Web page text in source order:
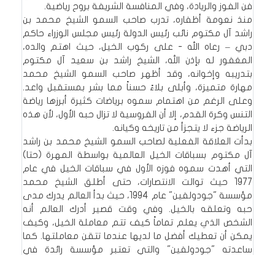
فن الفوز والريادة، وفي المنافسة الشريفة بروح رياضية.
منذ نعومة أظفاره، تدرب صاحب السمو الشيخ محمد بن
راشد آل مكتوم نائب رئيس الدولة رئيس مجلس الوزراء حاكم
دبي – رعاه الله - على ركوب الخيل، حيث اهتم والده،
المغفور له بإذن الله، الشيخ راشد بن سعيد آل مكتوم
بتدريبه وإخوانه، وقد أظهر صاحب السمو الشيخ محمد
مهارة متميزة، وأبلى بلاءً حسناً مما بشر بمستقبل واعد.
وعلى الرغم من اهتمام سموه برياضات كثيرة أبرزها رياضة
التنس وكرة القدم، إلا أن الفروسية لا تزال حبه الأول، لأن هذه
الرياضة جزء لا يتجزأ من تاريخه وكيانه.
بدأت العلاقة الفعلية لصاحب السمو الشيخ محمد بن راشد
آل مكتوم بسباقات الخيل العالمية بواسطة المهرة (حتا)
التي أهدت سموه فوزه الأول في سباقات الخيل في عام
1977 حيث توالت الانتصارات، حتى أطلق الشيخ محمد
مؤسسة "جودولفين" عام 1994، حيث بدأ العالم يدرك مدى
حبه وتعلقه بالخيل. وفي وقت قصير أدرك العالم أنه
الشخص الذي يعلم تماماً كيف تتم معاملة الخيل، وكيف
يمكن أن تعطيك أفضل ما لديها عندما تتقن معاملتها. كما
ساعدته "جودولفين" والتي تعتبر مؤسسة رائدة في